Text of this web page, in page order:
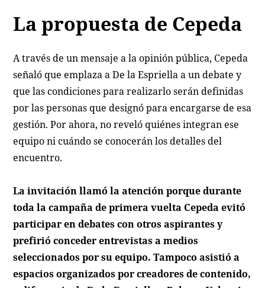
La propuesta de Cepeda
A través de un mensaje a la opinión pública, Cepeda
señaló que emplaza a De la Espriella a un debate y
que las condiciones para realizarlo serán definidas
por las personas que designó para encargarse de esa
gestión. Por ahora, no reveló quiénes integran ese
equipo ni cuándo se conocerán los detalles del
encuentro.
La invitación llamó la atención porque durante
toda la campaña de primera vuelta Cepeda evitó
participar en debates con otros aspirantes y
prefirió conceder entrevistas a medios
seleccionados por su equipo. Tampoco asistió a
espacios organizados por creadores de contenido,